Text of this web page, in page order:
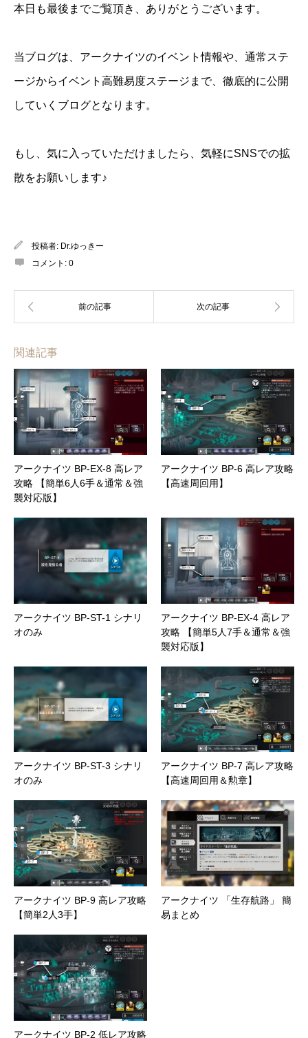
本日も最後までご覧頂き、ありがとうございます。
当ブログは、アークナイツのイベント情報や、通常ステ
ージからイベント高難易度ステージまで、徹底的に公開
していくブログとなります。
もし、気に入っていただけましたら、気軽にSNSでの拡
散をお願いします♪
投稿者: Dr.ゆっきー
コメント: 0
関連記事
アークナイツ BP-EX-8 高レア
攻略 【簡単6人6手＆通常＆強
襲対応版】
アークナイツ BP-6 高レア攻略
【高速周回用】
アークナイツ BP-ST-1 シナリ
オのみ
アークナイツ BP-EX-4 高レア
攻略 【簡単5人7手＆通常＆強
襲対応版】
アークナイツ BP-ST-3 シナリ
オのみ
アークナイツ BP-7 高レア攻略
【高速周回用＆勲章】
アークナイツ BP-9 高レア攻略
【簡単2人3手】
アークナイツ 「生存航路」 簡
易まとめ
アークナイツ BP-2 低レア攻略